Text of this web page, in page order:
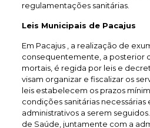
regulamentações sanitárias.
Leis Municipais de Pacajus
Em Pacajus , a realização de
consequentemente, a posterior
mortais, é regida por leis e
visam organizar e fiscalizar os
leis estabelecem os prazos
condições sanitárias
administrativos a serem
de Saúde, juntamente com a